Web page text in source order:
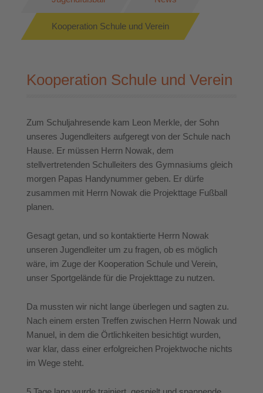
Kooperation Schule und Verein
Kooperation Schule und Verein
Zum Schuljahresende kam Leon Merkle, der Sohn
unseres Jugendleiters aufgeregt von der Schule nach
Hause. Er müssen Herrn Nowak, dem
stellvertretenden Schulleiters des Gymnasiums gleich
morgen Papas Handynummer geben. Er dürfe
zusammen mit Herrn Nowak die Projekttage Fußball
planen.
Gesagt getan, und so kontaktierte Herrn Nowak
unseren Jugendleiter um zu fragen, ob es möglich
wäre, im Zuge der Kooperation Schule und Verein,
unser Sportgelände für die Projekttage zu nutzen.
Da mussten wir nicht lange überlegen und sagten zu.
Nach einem ersten Treffen zwischen Herrn Nowak und
Manuel, in dem die Örtlichkeiten besichtigt wurden,
war klar, dass einer erfolgreichen Projektwoche nichts
im Wege steht.